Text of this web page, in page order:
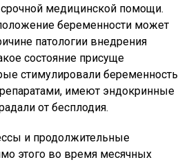
срочной медицинской помощи.
беременности может
патологии внедрения
состояние присуще
стимулировали беременность
имеют эндокринные
от бесплодия.
и продолжительные
этого во время месячных